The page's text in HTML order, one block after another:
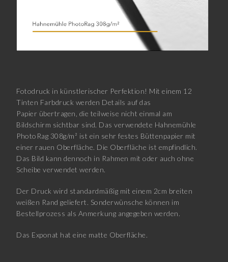
Fotodruck in künstlerischer Perfektion! Mit einem 12
Tinten Farbdruck werden Details auf das
Papier übertragen, die teilweise nicht einmal am
Bildschirm sichtbar sind. Das verwendete Hahnemühle
PhotoRag 308g/m² ist ein sehr festes Büttenpapier mit
einer rauen Oberfläche. Die Oberfläche ist empfindlich.
Das Bild kann dennoch in Rahmen mit oder auch ohne
Scheibe verwendet werden.
Der Druck wird standardmäßig mit einem 2cm breiten
weißen Rand geliefert. Sonderwünsche können im
Bestellprozess als Anmerkung angegeben werden.
Das Exponat hat eine matte Oberfläche.